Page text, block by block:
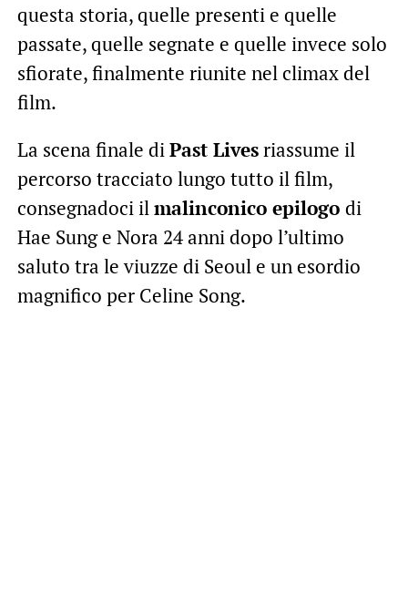
questa storia, quelle presenti e quelle
passate, quelle segnate e quelle invece solo
sfiorate, finalmente riunite nel climax del
film.
La scena finale diPast Livesriassume il
percorso tracciato lungo tutto il film,
consegnadoci ilmalinconico epilogo di
Hae Sung e Nora 24 anni dopo l’ultimo
saluto tra le viuzze di Seoul e un esordio
magnifico per Celine Song.